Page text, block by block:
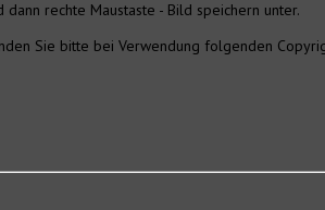
rechte Maustaste - Bild speichern unter.
Sie bitte bei Verwendung folgenden